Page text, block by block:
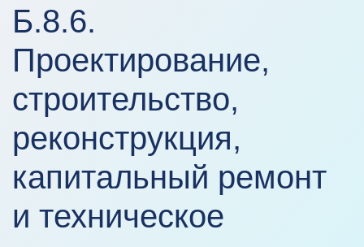
Б.8.6.
Проектирование,
строительство,
реконструкция,
капитальный ремонт
и техническое